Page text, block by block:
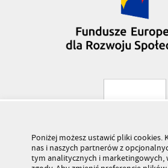
Poniżej możesz ustawić pliki cookies.
nas i naszych partnerów z
tym analitycznych i marketingowych,